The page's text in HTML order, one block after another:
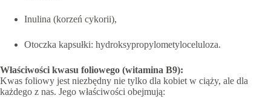
Inulina (korzeń cykorii),
Otoczka kapsułki: hydroksypropylometyloceluloza.
Właściwości kwasu foliowego (witamina B9):
Kwas foliowy jest niezbędny nie tylko dla kobiet w ciąży, ale dla
każdego z nas. Jego właściwości obejmują: